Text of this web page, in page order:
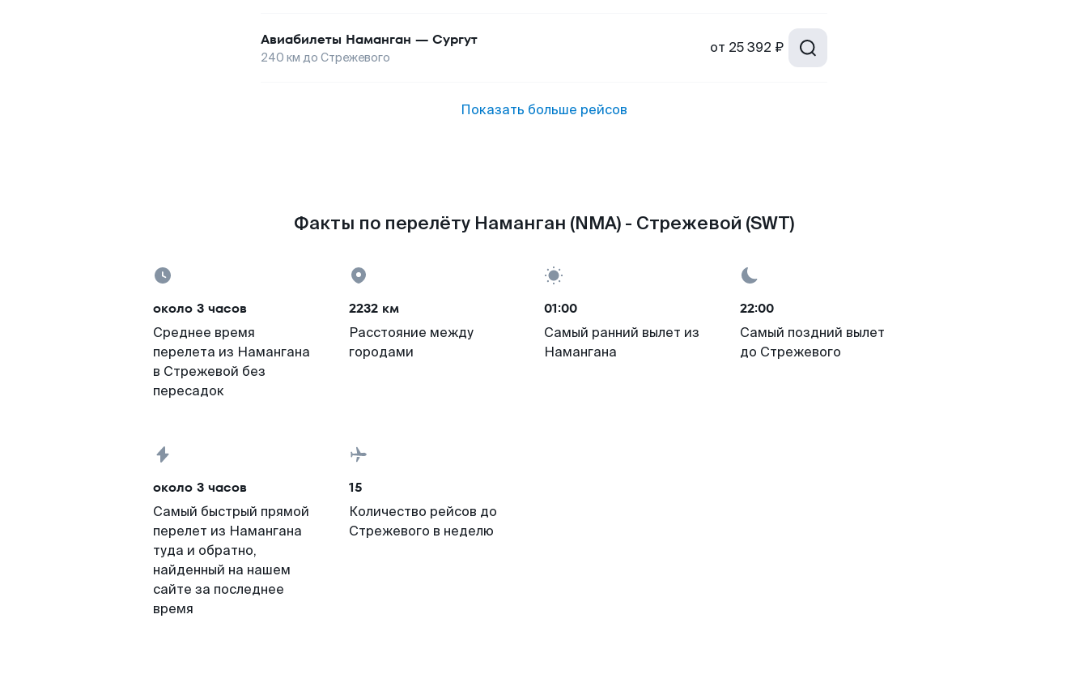
Авиабилеты Наманган — Сургут
240 км до Стрежевого
от 25 392 ₽
Показать больше рейсов
Факты по перелёту Наманган (NMA) - Стрежевой (SWT)
около 3 часов
Среднее время
перелета из Намангана
в Стрежевой без
пересадок
2232 км
Расстояние между
городами
01:00
Самый ранний вылет из
Намангана
22:00
Самый поздний вылет
до Стрежевого
около 3 часов
Самый быстрый прямой
перелет из Намангана
туда и обратно,
найденный на нашем
сайте за последнее
время
15
Количество рейсов до
Стрежевого в неделю